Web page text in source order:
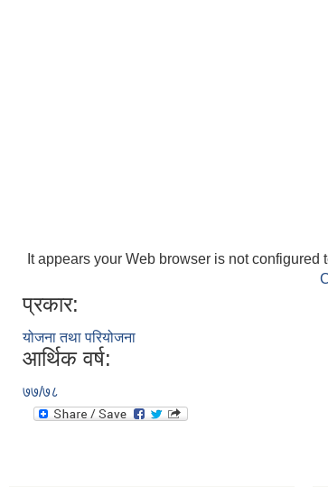
It appears your Web browser is not configured
प्रकार:
योजना तथा परियोजना
आर्थिक वर्ष:
७७/७८